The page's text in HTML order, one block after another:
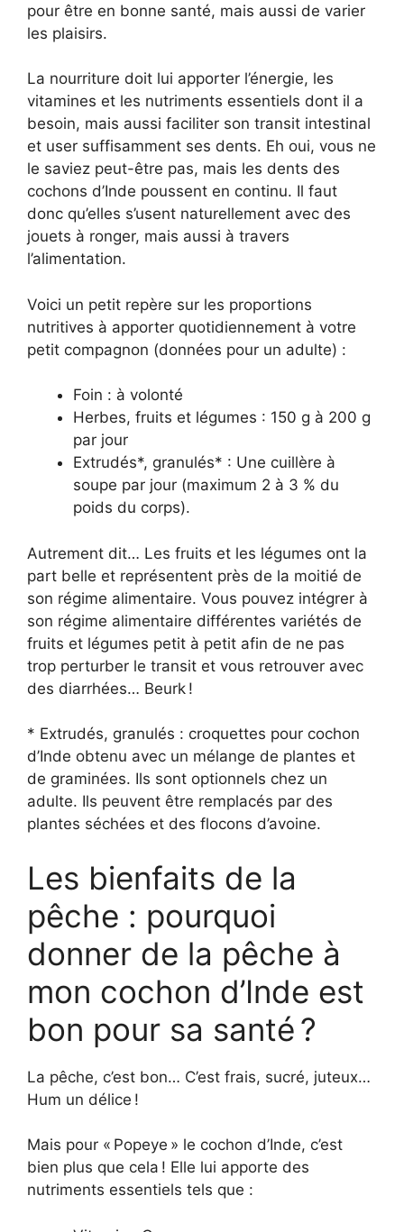
pour être en bonne santé, mais aussi de varier
les plaisirs.
La nourriture doit lui apporter l’énergie, les
vitamines et les nutriments essentiels dont il a
besoin, mais aussi faciliter son transit intestinal
et user suffisamment ses dents. Eh oui, vous ne
le saviez peut-être pas, mais les dents des
cochons d’Inde poussent en continu. Il faut
donc qu’elles s’usent naturellement avec des
jouets à ronger, mais aussi à travers
l’alimentation.
Voici un petit repère sur les proportions
nutritives à apporter quotidiennement à votre
petit compagnon (données pour un adulte) :
Foin : à volonté
Herbes, fruits et légumes : 150 g à 200 g
par jour
Extrudés*, granulés* : Une cuillère à
soupe par jour (maximum 2 à 3 % du
poids du corps).
Autrement dit… Les fruits et les légumes ont la
part belle et représentent près de la moitié de
son régime alimentaire. Vous pouvez intégrer à
son régime alimentaire différentes variétés de
fruits et légumes petit à petit afin de ne pas
trop perturber le transit et vous retrouver avec
des diarrhées… Beurk !
* Extrudés, granulés : croquettes pour cochon
d’Inde obtenu avec un mélange de plantes et
de graminées. Ils sont optionnels chez un
adulte. Ils peuvent être remplacés par des
plantes séchées et des flocons d’avoine.
Les bienfaits de la
pêche : pourquoi
donner de la pêche à
mon cochon d’Inde est
bon pour sa santé ?
La pêche, c’est bon… C’est frais, sucré, juteux…
Hum un délice !
Mais pour « Popeye » le cochon d’Inde, c’est
bien plus que cela ! Elle lui apporte des
nutriments essentiels tels que :